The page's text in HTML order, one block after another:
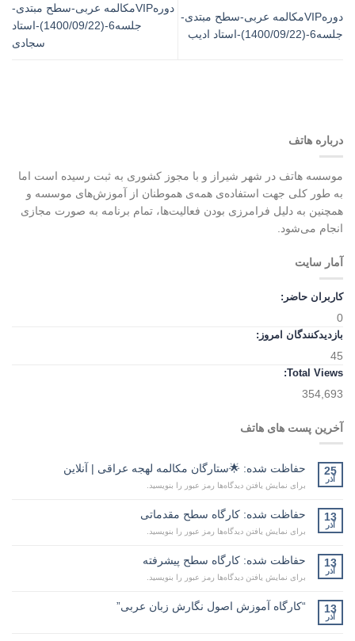
درباره هاتف
موسسه هاتف در شهر شیراز و با مجوز کشوری به ثبت رسیده است اما
به طور کلی جهت استفاده‌ی همه‌ی هموطنان از آموزش‌های موسسه و
همچنین به دلیل فرامرزی بودن فعالیت‌ها، تمام برنامه به صورت مجازی
انجام می‌شود.
آمار سایت
کاربران حاضر:
0
بازدیدکنندگان امروز:
45
Total Views:
354,693
آخرین پست های هاتف
25
آذر
حفاظت شده: 🌟ستارگان مکالمه لهجه عراقی | آنلاین
برای نمایش یافتن دیدگاه‌ها رمز عبور را بنویسید.
13
آذر
حفاظت شده: کارگاه سطح مقدماتی
برای نمایش یافتن دیدگاه‌ها رمز عبور را بنویسید.
13
آذر
حفاظت شده: کارگاه سطح پیشرفته
برای نمایش یافتن دیدگاه‌ها رمز عبور را بنویسید.
13
آذر
“کارگاه آموزش اصول نگارش زبان عربی”
دورهVIPمکالمه عربی-سطح مبتدی-
جلسه6-(1400/09/22)-استاد ادیب
دورهVIPمکالمه عربی-سطح مبتدی-
جلسه6-(1400/09/22)-استاد
سجادی